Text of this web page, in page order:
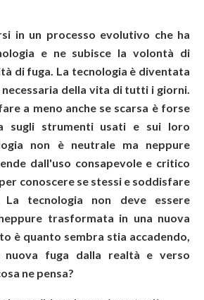
in un processo evolutivo che ha
e ne subisce la volontà di
di fuga. La tecnologia è diventata
della vita di tutti i giorni.
a meno anche se scarsa è forse
sugli strumenti usati e sui loro
non è neutrale ma neppure
dall'uso consapevole e critico
conoscere se stessi e soddisfare
tecnologia non deve essere
trasformata in una nuova
è quanto sembra stia accadendo,
nuova fuga dalla realtà e verso
ne pensa?